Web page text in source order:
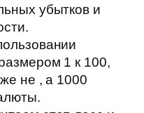
убытков и
1 к 100,
не , а 1000